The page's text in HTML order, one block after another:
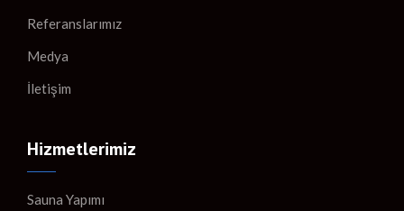
Referanslarımız
Medya
İletişim
Hizmetlerimiz
Sauna Yapımı